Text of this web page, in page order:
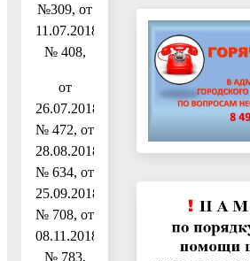
№309, от
11.07.2018
№ 408,
от
26.07.2018
№ 472, от
28.08.2018
№ 634, от
25.09.2018
№ 708, от
08.11.2018
№ 783,